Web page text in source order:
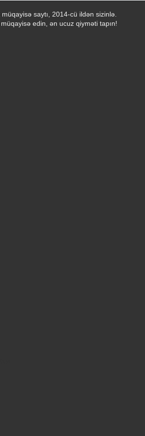
saytı, 2014-cü ildən sizinlə.
edin, ən ucuz qiyməti tapın!